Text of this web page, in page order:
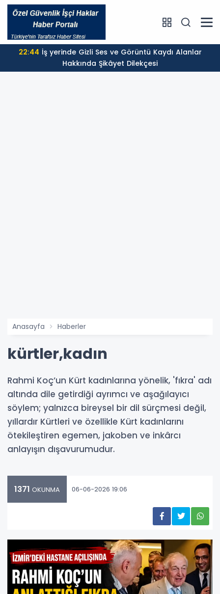
22:44
Hakkında Şikâyet Dilekçesi
Anasayfa Haberler
kürtler,kadın
Rahmi Koç’un Kürt kadınlarına yönelik, 'fıkra' adı
altında dile getirdiği ayrımcı ve aşağılayıcı
söylem; yalnızca bireysel bir dil sürçmesi değil,
yıllardır Kürtleri ve özellikle Kürt kadınlarını
ötekileştiren egemen, jakoben ve inkârcı
anlayışın dışavurumudur.
1371 OKUNMA 06-06-2026 19:06